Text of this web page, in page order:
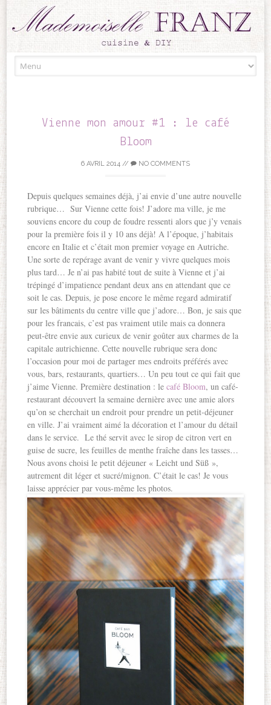
Vienne mon amour #1 : le café
Bloom
6 AVRIL 2014 // NO COMMENTS
Depuis quelques semaines déjà, j’ai envie d’une autre nouvelle
rubrique… Sur Vienne cette fois! J’adore ma ville, je me
souviens encore du coup de foudre ressenti alors que j’y venais
pour la première fois il y 10 ans déjà! A l’époque, j’habitais
encore en Italie et c’était mon premier voyage en Autriche.
Une sorte de repérage avant de venir y vivre quelques mois
plus tard… Je n’ai pas habité tout de suite à Vienne et j’ai
trépingé d’impatience pendant deux ans en attendant que ce
soit le cas. Depuis, je pose encore le même regard admiratif
sur les bâtiments du centre ville que j’adore… Bon, je sais que
pour les francais, c’est pas vraiment utile mais ca donnera
peut-être envie aux curieux de venir goûter aux charmes de la
capitale autrichienne. Cette nouvelle rubrique sera donc
l’occasion pour moi de partager mes endroits préférés avec
vous, bars, restaurants, quartiers… Un peu tout ce qui fait que
j’aime Vienne. Première destination : lecafé Bloom, un café-
restaurant découvert la semaine dernière avec une amie alors
qu’on se cherchait un endroit pour prendre un petit-déjeuner
en ville. J’ai vraiment aimé la décoration et l’amour du détail
dans le service. Le thé servit avec le sirop de citron vert en
guise de sucre, les feuilles de menthe fraîche dans les tasses…
Nous avons choisi le petit déjeuner « Leicht und Süß »,
autrement dit léger et sucré/mignon. C’était le cas! Je vous
laisse apprécier par vous-même les photos.